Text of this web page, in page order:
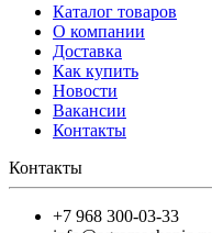
Каталог товаров
О компании
Доставка
Как купить
Новости
Вакансии
Контакты
Контакты
+7 968 300-03-33